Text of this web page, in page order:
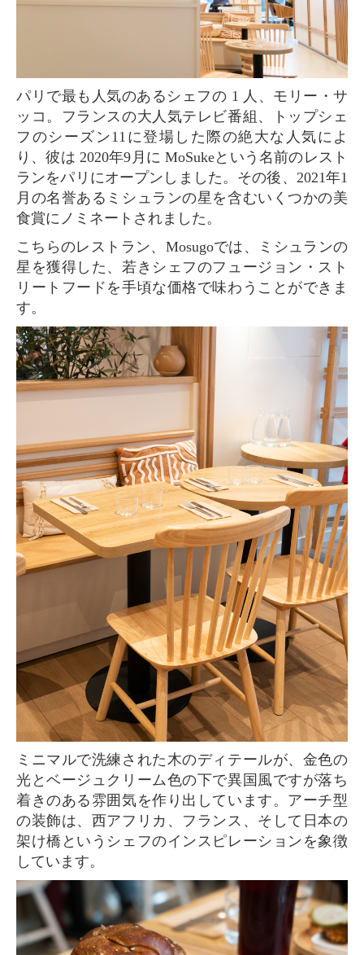
パリで最も人気のあるシェフの 1 人、モリー・サ
ッコ。フランスの大人気テレビ番組、トップシェ
フのシーズン11に登場した際の絶大な人気によ
り、彼は 2020年9月に MoSukeという名前のレスト
ランをパリにオープンしました。その後、2021年1
月の名誉あるミシュランの星を含むいくつかの美
食賞にノミネートされました。
こちらのレストラン、Mosugoでは、ミシュランの
星を獲得した、若きシェフのフュージョン・スト
リートフードを手頃な価格で味わうことができま
す。
ミニマルで洗練された木のディテールが、金色の
光とベージュクリーム色の下で異国風ですが落ち
着きのある雰囲気を作り出しています。アーチ型
の装飾は、西アフリカ、フランス、そして日本の
架け橋というシェフのインスピレーションを象徴
しています。